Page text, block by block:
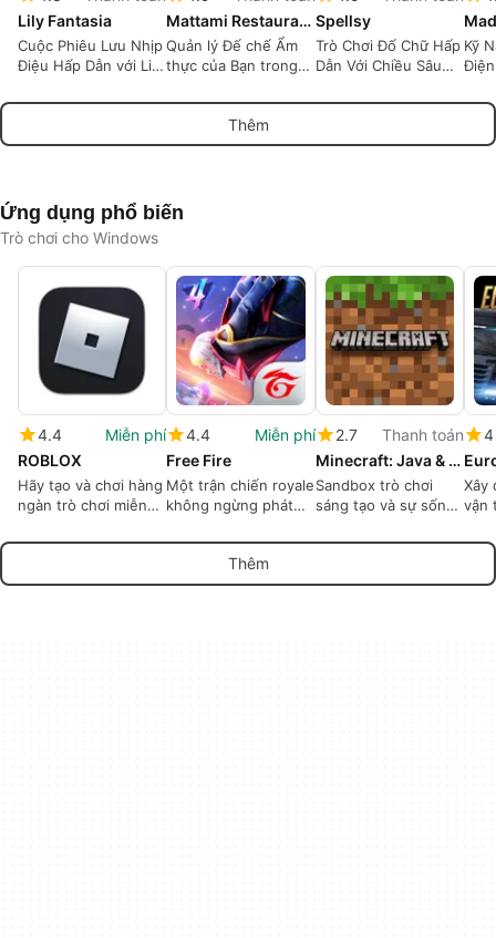
Lily Fantasia
Cuộc Phiêu Lưu Nhịp
Điệu Hấp Dẫn với Lily
Mattami Restaurant & Cafe Tycoon
Quản lý Đế chế Ẩm
thực của Bạn trong
Spellsy
Trò Chơi Đố Chữ Hấp
Dẫn Với Chiều Sâu
Kỹ
Thêm
Ứng dụng phổ biến
Trò chơi cho Windows
4.4
Miễn phí
ROBLOX
Hãy tạo và chơi hàng
ngàn trò chơi miễn
4.4
Miễn phí
Free Fire
Một trận chiến royale
không ngừng phát
2.7
Thanh toán
Minecraft: Java & Bedrock Edition
Sandbox trò chơi
sáng tạo và sự sống
4
Xây
vận
Thêm